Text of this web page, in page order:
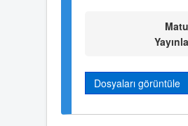
Dosyaları görüntüle